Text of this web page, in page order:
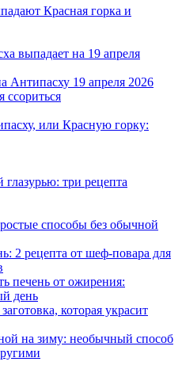
Красная горка и
выпадает на 19 апреля
Антипасху 19 апреля 2026
ссориться
или Красную горку:
три рецепта
способы без обычной
2 рецепта от шеф-повара для
печень от ожирения:
день
которая украсит
на зиму: необычный способ